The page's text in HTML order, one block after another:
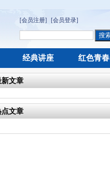
[会员注册] [会员登录]
经典讲座 红色青春
新文章
点文章